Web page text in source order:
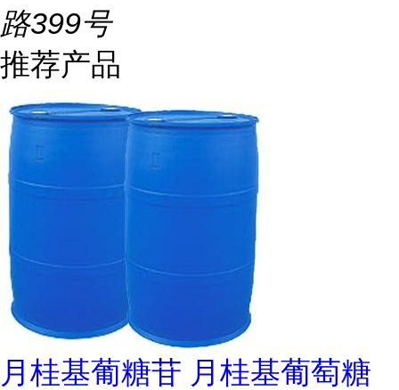
路399号
推荐产品
月桂基葡糖苷 月桂基葡萄糖